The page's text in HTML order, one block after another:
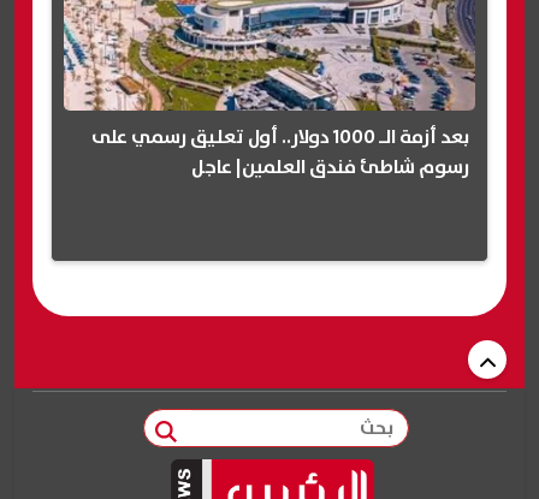
بعد أزمة الـ 1000 دولار.. أول تعليق رسمي على
رسوم شاطئ فندق العلمين| عاجل
بحث